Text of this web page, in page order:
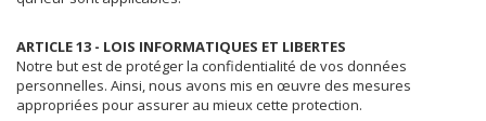
ARTICLE 13 - LOIS INFORMATIQUES ET LIBERTES
Notre but est de protéger la confidentialité de vos données
personnelles. Ainsi, nous avons mis en œuvre des mesures
appropriées pour assurer au mieux cette protection.